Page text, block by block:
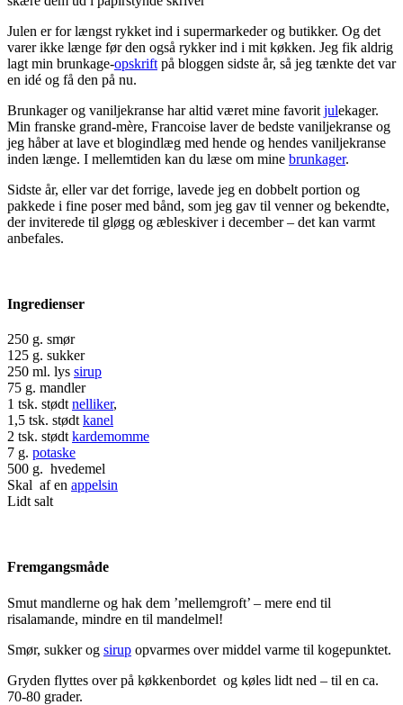
Julen er for længst rykket ind i supermarkeder og butikker. Og det
varer ikke længe før den også rykker ind i mit køkken. Jeg fik aldrig
lagt min brunkage-opskrift på bloggen sidste år, så jeg tænkte det var
en idé og få den på nu.
Brunkager og vaniljekranse har altid været mine favorit julekager.
Min franske grand-mère, Francoise laver de bedste vaniljekranse og
jeg håber at lave et blogindlæg med hende og hendes vaniljekranse
inden længe. I mellemtiden kan du læse om mine brunkager.
Sidste år, eller var det forrige, lavede jeg en dobbelt portion og
pakkede i fine poser med bånd, som jeg gav til venner og bekendte,
der inviterede til gløgg og æbleskiver i december – det kan varmt
anbefales.
Ingredienser
250 g. smør
125 g. sukker
250 ml. lys sirup
75 g. mandler
1 tsk. stødt nelliker,
1,5 tsk. stødt kanel
2 tsk. stødt kardemomme
7 g. potaske
500 g. hvedemel
Skal af en appelsin
Lidt salt
Fremgangsmåde
Smut mandlerne og hak dem ’mellemgroft’ – mere end til
risalamande, mindre en til mandelmel!
Smør, sukker og sirup opvarmes over middel varme til kogepunktet.
Gryden flyttes over på køkkenbordet og køles lidt ned – til en ca.
70-80 grader.